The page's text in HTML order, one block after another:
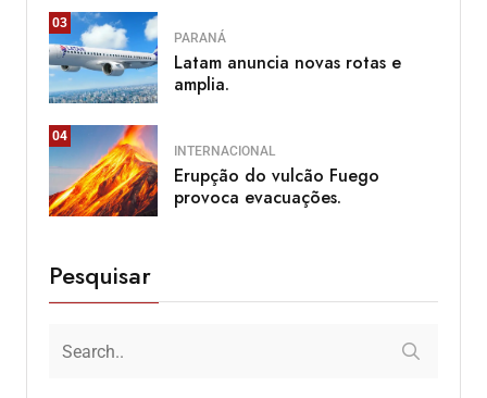
03
PARANÁ
Latam anuncia novas rotas e
amplia.
04
INTERNACIONAL
Erupção do vulcão Fuego
provoca evacuações.
Pesquisar